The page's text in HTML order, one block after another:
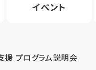
イベント
援 プログラム説明会